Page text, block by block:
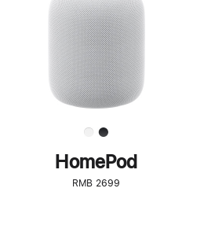
了
解
HomePod<
HomePod
RMB 2699